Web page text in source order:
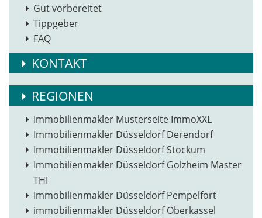
Gut vorbereitet
Tippgeber
FAQ
KONTAKT
REGIONEN
Immobilienmakler Musterseite ImmoXXL
Immobilienmakler Düsseldorf Derendorf
Immobilienmakler Düsseldorf Stockum
Immobilienmakler Düsseldorf Golzheim Master
THI
Immobilienmakler Düsseldorf Pempelfort
immobilienmakler Düsseldorf Oberkassel